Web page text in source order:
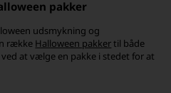
pakker
udsmykning og
række Halloween pakkertil både
at vælge en pakke i stedet for at